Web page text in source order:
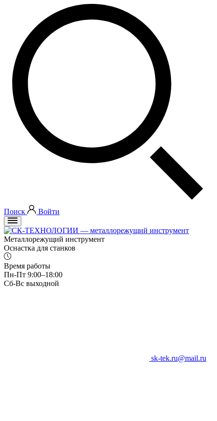
Поиск Войти
Металлорежущий инструмент
Оснастка для станков
Время работы
Пн-Пт 9:00–18:00
Сб-Вс выходной
sk-tek.ru@mail.ru